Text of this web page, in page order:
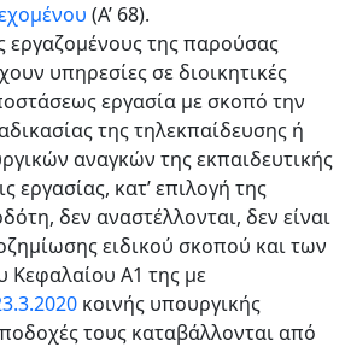
(Α’ 68).
εργαζομένους της παρούσας
υπηρεσίες σε διοικητικές
εργασία με σκοπό την
της τηλεκπαίδευσης ή
αναγκών της εκπαιδευτικής
εργασίας, κατ’ επιλογή της
δεν αναστέλλονται, δεν είναι
ειδικού σκοπού και των
Κεφαλαίου Α1 της με
κοινής υπουργικής
τους καταβάλλονται από